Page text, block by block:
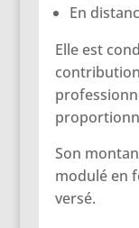
En
Elle est
Son
modulé en
versé.